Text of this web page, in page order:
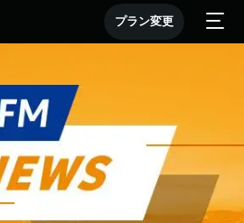
プラン変更